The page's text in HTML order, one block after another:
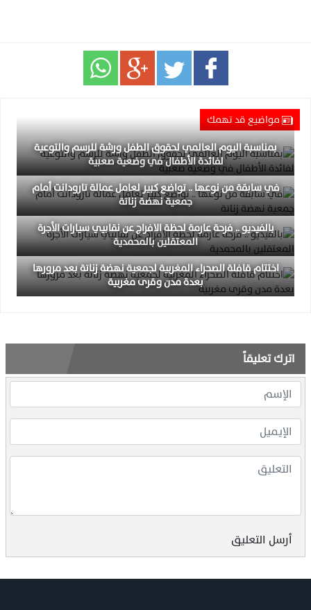
مواضيع قد تهمك
بمناسبة اليوم العالمي لحقوق الطفل ورشة للرسم والتوعية
لفائدة الأطفال في وضعية صعبية
في سابقة من نوعها .. تواضع كبير لعامل عمالة تارودانت أمام
جمعية نهضة زناتة
بالفيديو .. فرحة عارمة لحظة الافراج عن نقابيي سيارات الأجرة
المعتقلين بالمحمدية
اختتام قافلة الصحراء المغربية لجمعية نهضة زناتة بعد مرورها
بعدة مدن وقرى مغربية
اترك تعليقاً
أرسل التعليق